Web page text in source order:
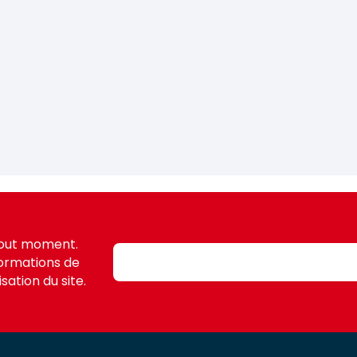
moment.
de
du site.